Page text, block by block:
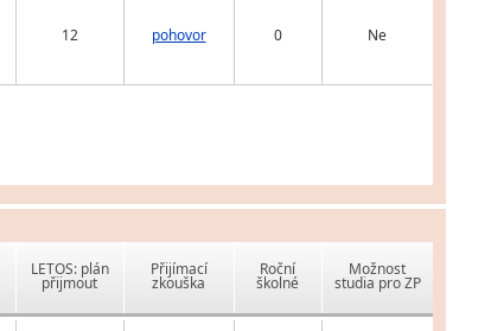
12 pohovor 0 Ne
LETOS: plán
přijmout
Přijímací
zkouška
Roční
školné
Možnost
studia pro ZP